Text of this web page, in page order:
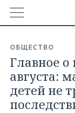
ТАТАРСТАН
УДМУРТИЯ
НОВОСТИ
АНАЛИТИКА
НОВОСТИ
ЭКОНОМИКА
ОБЩЕСТВО
Главное о
августа:
детей не